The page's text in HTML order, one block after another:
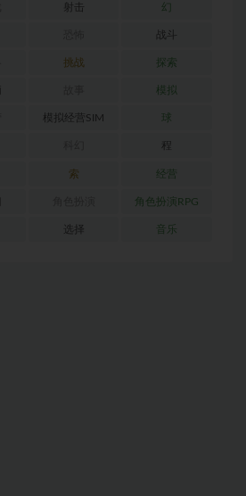
射击 幻
战斗
挑战 探索
模拟
模拟经营SIM 球
程
索 经营
角色扮演RPG
选择 音乐